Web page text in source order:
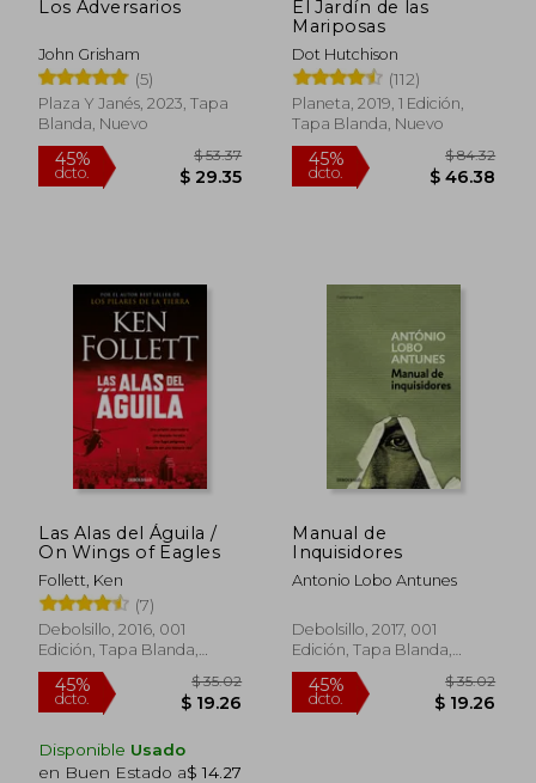
45%
dcto.
$ 38.31
$ 21.07
45%
dcto. $
45%
dcto.
Los Adversarios
John Grisham
(5)
Plaza Y Janés, 2023, Tapa
Blanda, Nuevo
El Jardín de las
Mariposas
Dot Hutchison
(112)
Planeta, 2019, 1 Edición,
Tapa Blanda, Nuevo
Las Alas del Águila /
On Wings of Eagles
Follett, Ken
(7)
Debolsillo, 2016, 001
Edición, Tapa Blanda,
Nuevo
Disponible Usado
en Buen Estado a$ 14.27
Manual de
Inquisidores
Antonio Lobo Antunes
Debolsillo, 2017, 001
Edición, Tapa Blanda,
Nuevo